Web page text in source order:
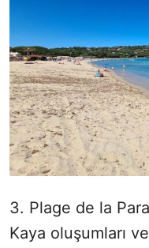
3. Plage de la
Kaya oluşumları